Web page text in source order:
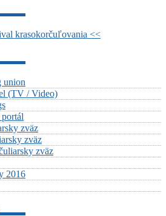
krasokorčuľovania <<
union
(TV / Video)
zväz
zväz
zväz
2016